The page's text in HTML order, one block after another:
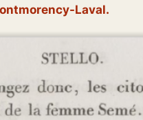
Laval.